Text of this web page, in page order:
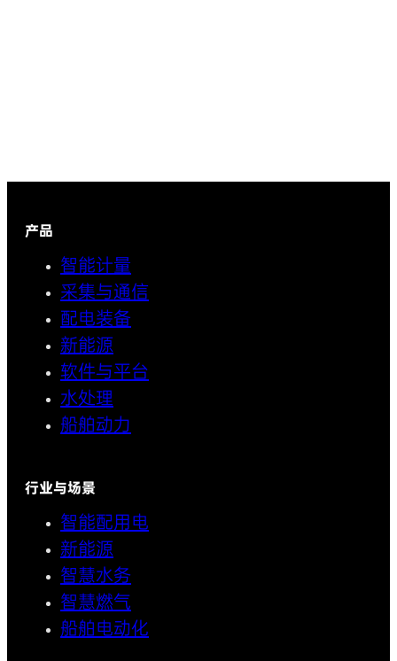
产品
智能计量
采集与通信
配电装备
新能源
软件与平台
水处理
船舶动力
行业与场景
智能配用电
新能源
智慧水务
智慧燃气
船舶电动化